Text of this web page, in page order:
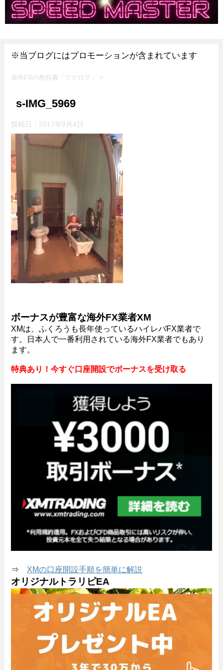
※当ブログにはプロモーションが含まれています
海外FXの教科書「フクログ」 >
s-IMG_5969
投稿日： 2017年9月4日
ボーナスが豊富な海外FX業者XM
XMは、ふくろうも長年使っているハイレバFX業者で
す。日本人で一番利用されている海外FX業者でもあり
ます。
特典あり！今すぐ口座開設でボーナスを受け取る
⇒ XMの口座開設手順を簡単に解説
オリジナルトラリピEA